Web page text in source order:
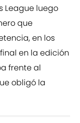
League luego
que
en los
en la edición
frente al
obligó la